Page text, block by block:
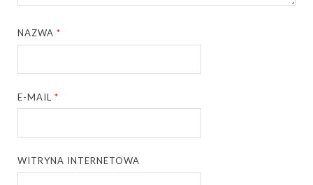
NAZWA*
E-MAIL*
WITRYNA INTERNETOWA